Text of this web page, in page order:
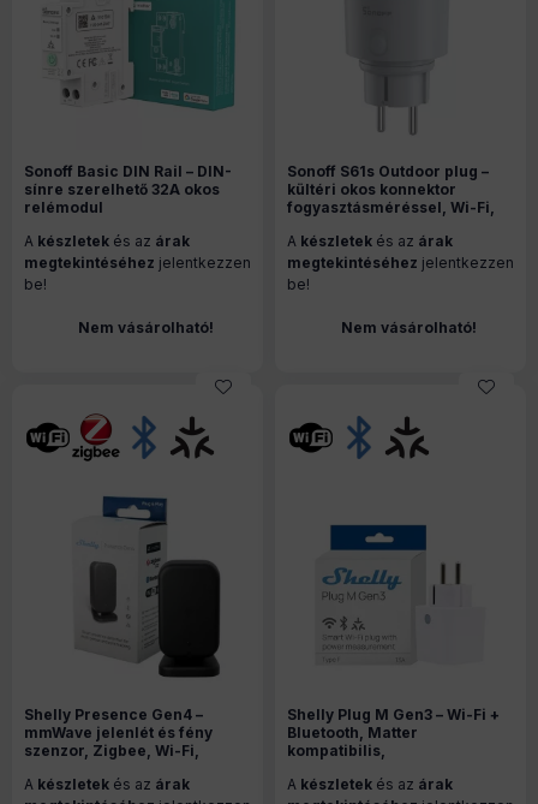
Sonoff Basic DIN Rail – DIN-
sínre szerelhető 32A okos
relémodul
Bluetooth , Matter (BASIC-
1GSP)
A készletek és az árak
megtekintéséhez jelentkezzen
be!
Nem vásárolható!
Sonoff S61s Outdoor plug –
kültéri okos konnektor
fogyasztásméréssel, Wi-Fi,
A készletek és az árak
megtekintéséhez jelentkezzen
be!
Nem vásárolható!
Shelly Presence Gen4 –
mmWave jelenlét és fény
szenzor, Zigbee, Wi-Fi,
A készletek és az árak
Shelly Plug M Gen3 – Wi-Fi +
Bluetooth, Matter
kompatibilis,
okoskonnektor, fehér
A készletek és az árak